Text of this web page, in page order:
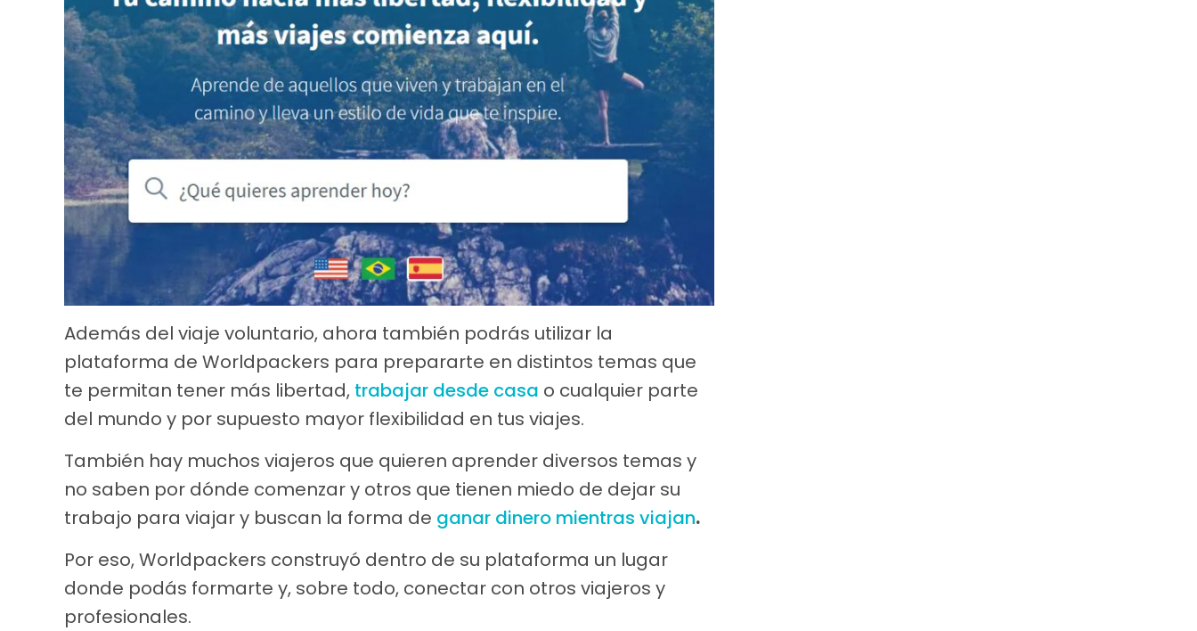
Además del viaje voluntario, ahora también podrás utilizar la
plataforma de Worldpackers para prepararte en distintos temas que
te permitan tener más libertad, trabajar desde casa o cualquier parte
del mundo y por supuesto mayor flexibilidad en tus viajes.
También hay muchos viajeros que quieren aprender diversos temas y
no saben por dónde comenzar y otros que tienen miedo de dejar su
trabajo para viajar y buscan la forma de ganar dinero mientras viajan.
Por eso, Worldpackers construyó dentro de su plataforma un lugar
donde podás formarte y, sobre todo, conectar con otros viajeros y
profesionales.